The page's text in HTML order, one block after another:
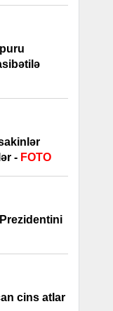
- FOTO
cins atlar